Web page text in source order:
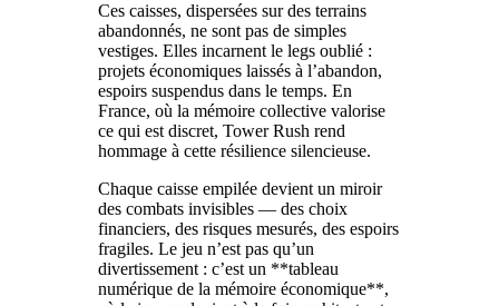
Ces caisses, dispersées sur des terrains
abandonnés, ne sont pas de simples
vestiges. Elles incarnent le legs oublié :
projets économiques laissés à l’abandon,
espoirs suspendus dans le temps. En
France, où la mémoire collective valorise
ce qui est discret, Tower Rush rend
hommage à cette résilience silencieuse.
Chaque caisse empilée devient un miroir
des combats invisibles — des choix
financiers, des risques mesurés, des espoirs
fragiles. Le jeu n’est pas qu’un
divertissement : c’est un **tableau
numérique de la mémoire économique**,